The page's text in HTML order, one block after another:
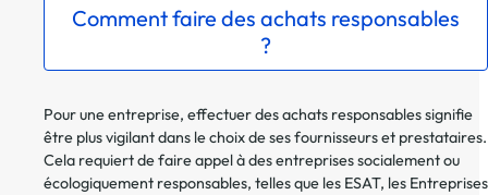
Comment faire des achats responsables
?
Pour une entreprise, effectuer des achats responsables signifie
être plus vigilant dans le choix de ses fournisseurs et prestataires.
Cela requiert de faire appel à des entreprises socialement ou
écologiquement responsables, telles que les ESAT, les Entreprises